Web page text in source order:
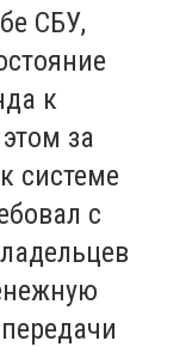
СБУ,
к
за
системе
с